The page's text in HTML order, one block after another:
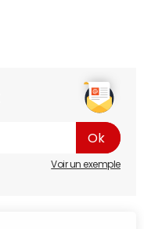
Voir un exemple